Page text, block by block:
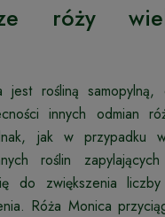
róży
jest rośliną
innych odmian
jak w przypadku
roślin
do zwiększenia
Róża Monica